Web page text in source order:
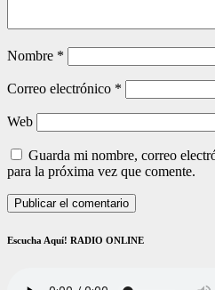
Nombre *
Correo electrónico *
Web
Guarda mi nombre, correo
para la próxima vez que comente.
Escucha Aquí! RADIO ONLINE